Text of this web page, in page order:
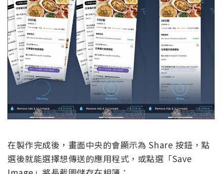
在製作完成後，畫面中央的會顯示為 Share 按鈕，點
選後就能選擇想傳送的應用程式，或點選「Save